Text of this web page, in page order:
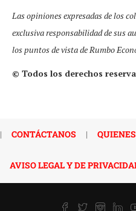
Las opiniones expresadas de los
exclusiva responsabilidad de sus
los puntos de vista de Rumbo
© Todos los derechos
| CONTÁCTANOS |
AVISO LEGAL Y DE